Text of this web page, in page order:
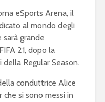
eSports Arena, il
al mondo degli
sarà grande
FIFA 21, dopo la
Regular Season.
conduttrice Alice
si sono messi in